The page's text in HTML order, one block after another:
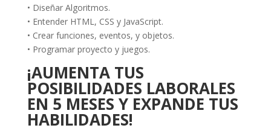
• Diseñar Algoritmos.
• Entender HTML, CSS y JavaScript.
• Crear funciones, eventos, y objetos.
• Programar proyecto y juegos.
¡AUMENTA TUS
POSIBILIDADES LABORALES
EN 5 MESES Y EXPANDE TUS
HABILIDADES!